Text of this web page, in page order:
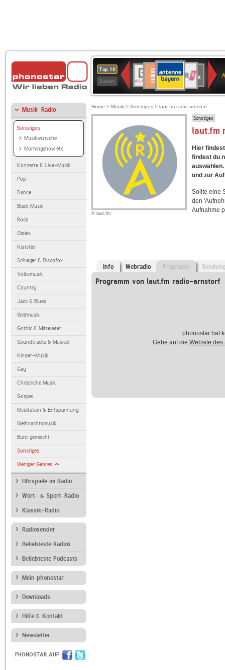
Top 10
Zuletzt
Deutschlandfunk
80er
90er
OLDIE
ANTENNE
SWR3
WDR
4
BR-
KLASSIK
Deutschlandfunk
KulturBAYERN
2
SWR
Kultur
NDR
2
Musik-Radio
Sonstiges
Musikwünsche
Morningshow etc.
Konzerte & Live-Musik
Pop
Dance
Black Music
Rock
Oldies
Künstler
Schlager & Discofox
Volksmusik
Country
Jazz & Blues
Weltmusik
Gothic & Mittelalter
Soundtracks & Musical
Kinder-Musik
Gay
Christliche Musik
Gospel
Meditation & Entspannung
Weihnachtsmusik
Bunt gemischt
Sonstiges
Weniger Genres
Hörspiele im Radio
Wort- & Sport-Radio
Klassik-Radio
Radiosender
Beliebteste Radios
Beliebteste Podcasts
Mein phonostar
Downloads
Hilfe & Kontakt
Newsletter
PHONOSTAR AUF
Home > Musik > Sonstiges > laut.fm radio-arnstorf
© laut.fm
Sonstiges
laut.fm
Hier
findest du
und zur
Sollte eine
den
Aufnahme
Info Webradio Programm
Programm von laut.fm radio-arnstorf
phonostar hat
Gehe auf die Website des